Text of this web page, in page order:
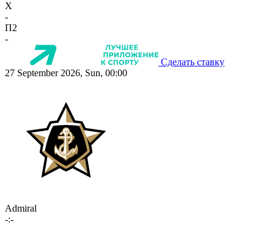
X
-
П2
-
Сделать ставку
27 September 2026, Sun, 00:00
Admiral
-:-